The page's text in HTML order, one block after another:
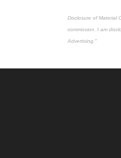
Disclosure of Material
commission. I am
Advertising."